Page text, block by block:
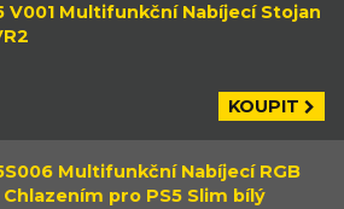
V001 Multifunkční Nabíjecí Stojan
KOUPIT
Multifunkční Nabíjecí RGB
pro PS5 Slim bílý